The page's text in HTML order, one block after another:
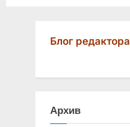
Блог
Архив